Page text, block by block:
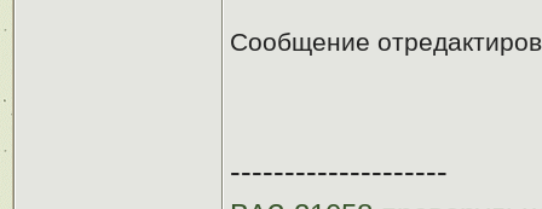
Сообщение
--------------------